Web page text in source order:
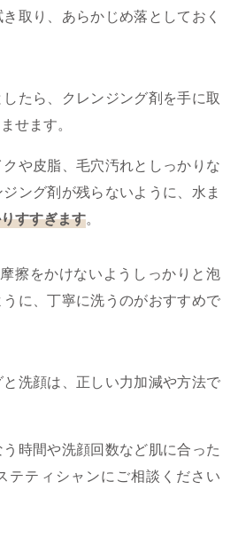
取り、あらかじめ落としておく
たら、クレンジング剤を手に取
せます。
や皮脂、毛穴汚れとしっかりな
ング剤が残らないように、水ま
すすぎます。
擦をかけないようしっかりと泡
に、丁寧に洗うのがおすすめで
洗顔は、正しい力加減や方法で
時間や洗顔回数など肌に合った
テティシャンにご相談ください